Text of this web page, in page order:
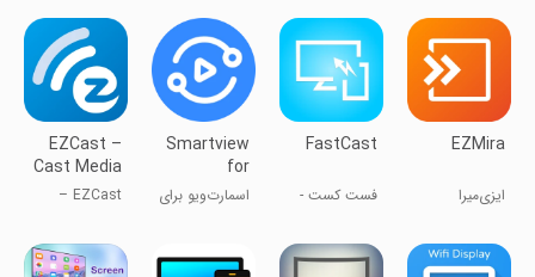
سریع تلویزیون
اسمارت ویو
تلویزیون
EZMira
ایزی‌میرا
FastCast
فست کست -
گوشی روی
تلویزیون
Smartview
for
Samsung
Smart TV
اسمارت‌ویو برای
سامسونگ
EZCast –
Cast Media
to TV
EZCast –
تلویزیون